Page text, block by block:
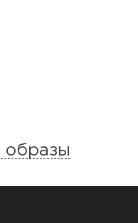
образы